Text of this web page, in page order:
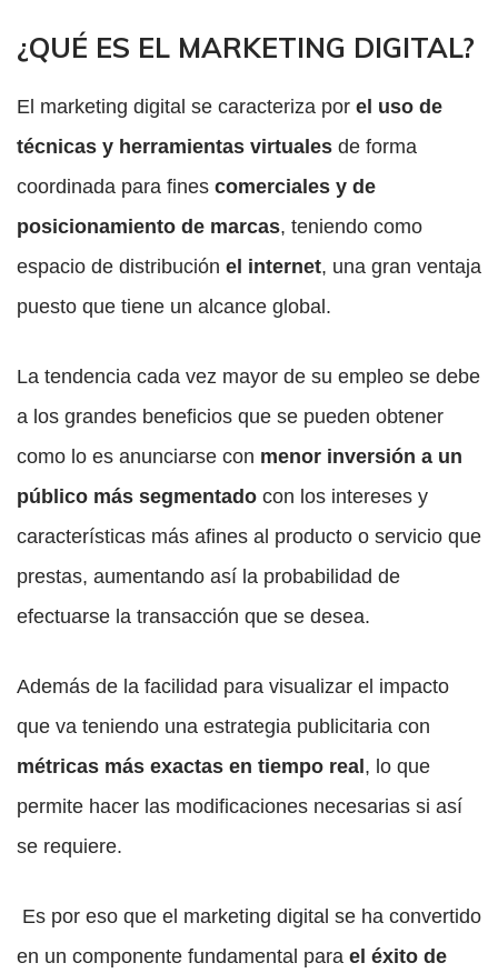
¿QUÉ ES EL MARKETING DIGITAL?
El marketing digital se caracteriza por el uso de
técnicas y herramientas virtuales de forma
coordinada para fines comerciales y de
posicionamiento de marcas, teniendo como
espacio de distribución el internet, una gran ventaja
puesto que tiene un alcance global.
La tendencia cada vez mayor de su empleo se debe
a los grandes beneficios que se pueden obtener
como lo es anunciarse con menor inversión a un
público más segmentado con los intereses y
características más afines al producto o servicio que
prestas, aumentando así la probabilidad de
efectuarse la transacción que se desea.
Además de la facilidad para visualizar el impacto
que va teniendo una estrategia publicitaria con
métricas más exactas en tiempo real , lo que
permite hacer las modificaciones necesarias si así
se requiere.
Es por eso que el marketing digital se ha convertido
en un componente fundamental para el éxito de